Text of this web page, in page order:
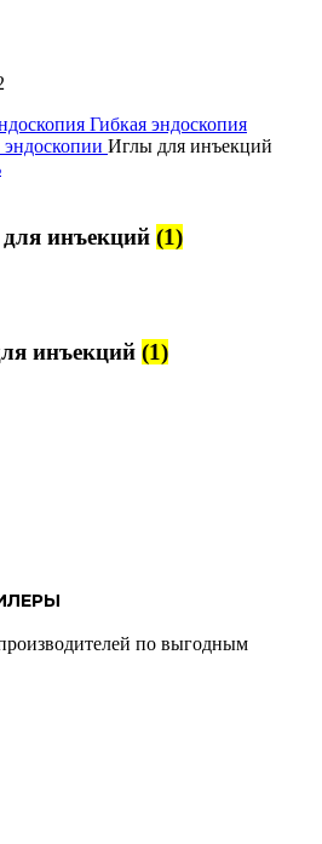
Гибкая эндоскопия
Иглы для инъекций
инъекций (1)
инъекций (1)
по выгодным